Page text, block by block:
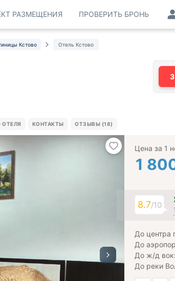
ПРОВЕРИТЬ БРОНЬ
РАЗМЕЩЕНИЯ
Кстово Отель Кстово
ОТЕЛЯ КОНТАКТЫ ОТЗЫВЫ (18)
Цена за 1
1
8.7/10
До центра
До
До ж/д
До реки